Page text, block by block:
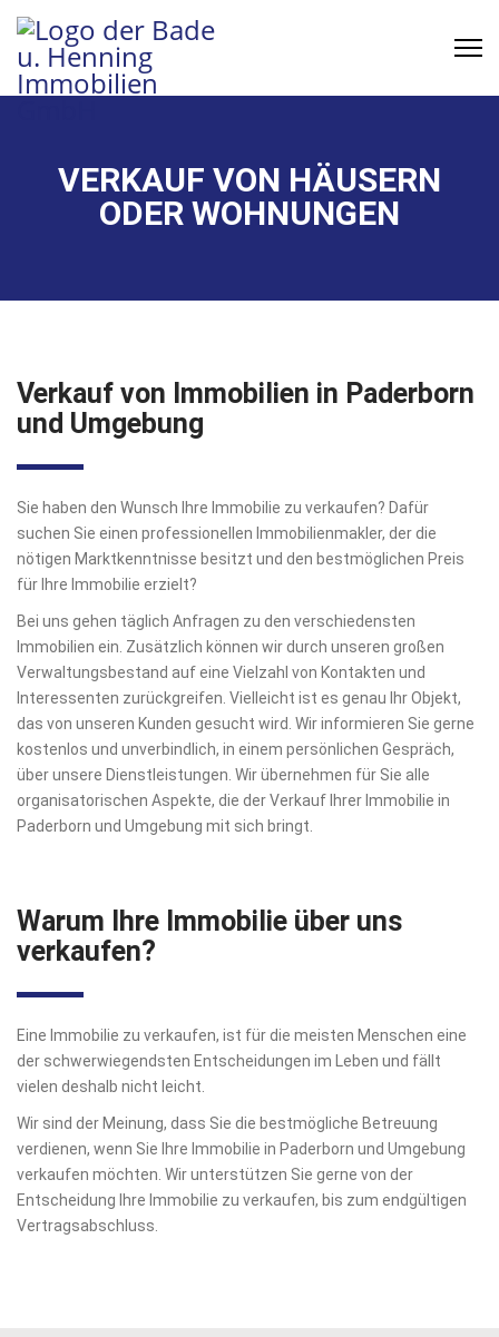
VERKAUF VON HÄUSERN
ODER WOHNUNGEN
Verkauf von Immobilien in Paderborn
und Umgebung
Sie haben den Wunsch Ihre Immobilie zu verkaufen? Dafür
suchen Sie einen professionellen Immobilienmakler, der die
nötigen Marktkenntnisse besitzt und den bestmöglichen Preis
für Ihre Immobilie erzielt?
Bei uns gehen täglich Anfragen zu den verschiedensten
Immobilien ein. Zusätzlich können wir durch unseren großen
Verwaltungsbestand auf eine Vielzahl von Kontakten und
Interessenten zurückgreifen. Vielleicht ist es genau Ihr Objekt,
das von unseren Kunden gesucht wird. Wir informieren Sie gerne
kostenlos und unverbindlich, in einem persönlichen Gespräch,
über unsere Dienstleistungen. Wir übernehmen für Sie alle
organisatorischen Aspekte, die der Verkauf Ihrer Immobilie in
Paderborn und Umgebung mit sich bringt.
Warum Ihre Immobilie über uns
verkaufen?
Eine Immobilie zu verkaufen, ist für die meisten Menschen eine
der schwerwiegendsten Entscheidungen im Leben und fällt
vielen deshalb nicht leicht.
Wir sind der Meinung, dass Sie die bestmögliche Betreuung
verdienen, wenn Sie Ihre Immobilie in Paderborn und Umgebung
verkaufen möchten. Wir unterstützen Sie gerne von der
Entscheidung Ihre Immobilie zu verkaufen, bis zum endgültigen
Vertragsabschluss.